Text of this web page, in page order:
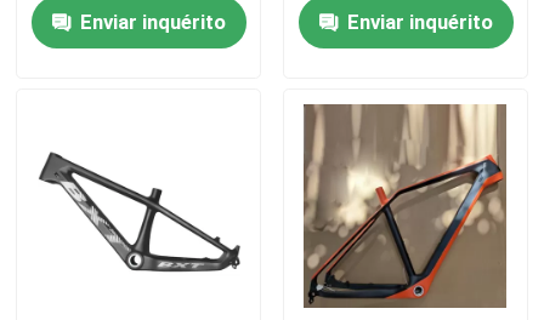
Sobre nós
Controle de qualidade
Contacte-nos
carbono mountain
bike Enviar inquérito
Enviar inquérito